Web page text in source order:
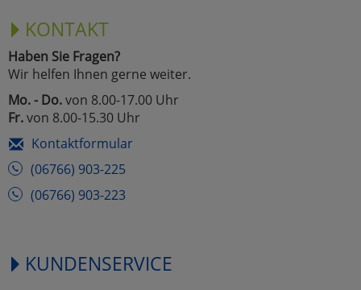
KONTAKT
Haben Sie Fragen?
Wir helfen Ihnen gerne weiter.
Mo. - Do.von 8.00-17.00 Uhr
Fr.von 8.00-15.30 Uhr
Kontaktformular
(06766) 903-225
(06766) 903-223
KUNDENSERVICE